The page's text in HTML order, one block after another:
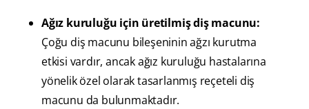
Ağız kuruluğu için üretilmiş diş macunu:
Çoğu diş macunu bileşeninin ağzı kurutma
etkisi vardır, ancak ağız kuruluğu hastalarına
yönelik özel olarak tasarlanmış reçeteli diş
macunu da bulunmaktadır.